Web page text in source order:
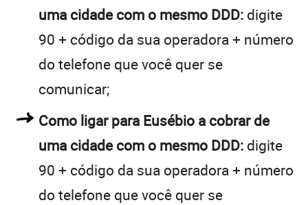
uma cidade com o mesmo DDD: digite
90 + código da sua operadora + número
do telefone que você quer se
comunicar;
Como ligar para Eusébio a cobrar de
uma cidade com o mesmo DDD: digite
90 + código da sua operadora + número
do telefone que você quer se